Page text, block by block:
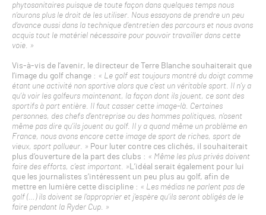
phytosanitaires puisque de toute façon dans quelques temps nous
n’aurons plus le droit de les utiliser. Nous essayons de prendre un peu
d’avance aussi dans la technique d’entretien des parcours et nous avons
acquis tout le matériel nécessaire pour pouvoir travailler dans cette
voie. »
Vis-à-vis de l’avenir, le directeur de Terre Blanche souhaiterait que
l’image du golf change : « Le golf est toujours montré du doigt comme
étant une activité non sportive alors que c’est un véritable sport. Il n’y a
qu’à voir les golfeurs maintenant, la façon dont ils jouent, ce sont des
sportifs à part entière. Il faut casser cette image-là. Certaines
personnes, des chefs d’entreprise ou des hommes politiques, n’osent
même pas dire qu’ils jouent au golf. Il y a quand même un problème en
France, nous avons encore cette image de sport de riches, sport de
vieux, sport pollueur. » Pour luter contre ces clichés, il souhaiterait
plus d’ouverture de la part des clubs : « Même les plus privés doivent
faire des efforts, c’est important. » L’idéal serait également pour lui
que les journalistes s’intéressent un peu plus au golf, afin de
mettre en lumière cette discipline : « Les médias ne parlent pas de
golf (…) ils doivent se l’approprier et j’espère qu’ils seront obligés de le
faire pendant la Ryder Cup. »